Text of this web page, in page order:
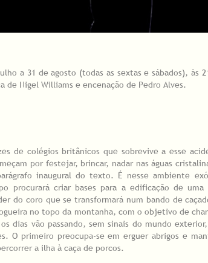
a 31 de agosto (todas as sextas e sábados), às
de Nigel Williams e encenação de Pedro Alves.
de colégios britânicos que sobrevive a esse
por festejar, brincar, nadar nas águas
inaugural do texto. É nesse ambiente
procurará criar bases para a edificação de uma
do coro que se transformará num bando de
no topo da montanha, com o objetivo de
dias vão passando, sem sinais do mundo
O primeiro preocupa-se em erguer abrigos e
a ilha à caça de porcos.